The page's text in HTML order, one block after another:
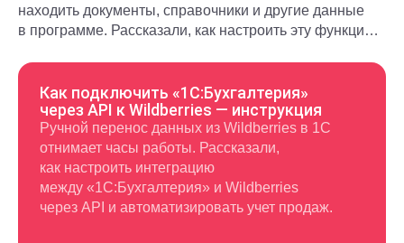
находить документы, справочники и другие данные
в программе. Рассказали, как настроить эту функцию
Как подключить «1С:Бухгалтерия»
через API к Wildberries — инструкция
Ручной перенос данных из Wildberries в 1С
отнимает часы работы. Рассказали,
как настроить интеграцию
между «1С:Бухгалтерия» и Wildberries
через API и автоматизировать учет продаж.